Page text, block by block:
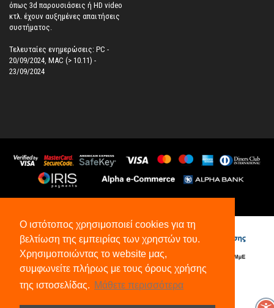
Ο ιστότοπος χρησιμοποιεί cookies για τη
βελτίωση της εμπειρίας των χρηστών του.
Χρησιμοποιώντας το website μας,
συμφωνείτε πλήρως με τους όρους χρήσης
της ιστοσελίδας. Μάθετε περισσότερα
όπως 3d παρουσιάσεις ή HD video
κτλ. έχουν αυξημένες απαιτήσεις
συστήματος.
Τελευταίες ενημερώσεις: PC -
20/09/2024, MAC (> 10.11) -
23/09/2024